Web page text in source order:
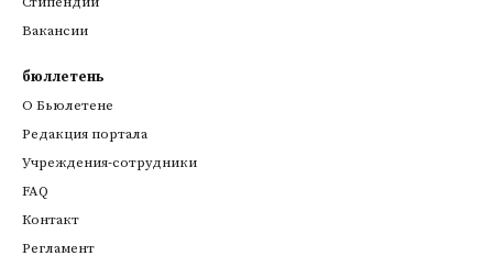
Вакансии
бюллетень
О Бьюлетене
Редакция портала
Учреждения-сотрудники
FAQ
Контакт
Регламент